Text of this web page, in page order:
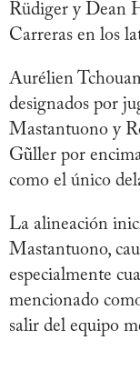
Rüdiger y Dean
Carreras en los
Aurélien
designados por
Mastantuono y
Gũller por
como el único
La alineación
Mastantuono,
especialmente
mencionado
salir del equipo